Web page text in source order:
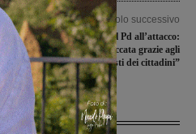
Articolo successivo
Ex Teatro Impero, il Pd all’attacco:
“Procedura sbloccata grazie agli
esposti dei cittadini”